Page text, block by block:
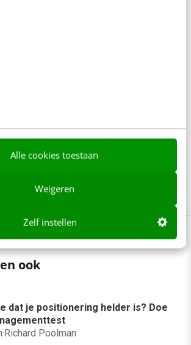
Alle cookies toestaan
Weigeren
Zelf instellen
vorm, stijl en inhoud en hoe je
weten over de training?
ook
dat je positionering helder is? Doe
·Richard Poolman